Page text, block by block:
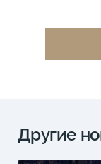
Другие